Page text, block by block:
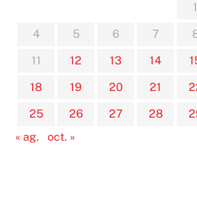
1
4
5 6 7
11
12 13 14
18
19 20 21
25
26 27 28
« ag.
oct. »